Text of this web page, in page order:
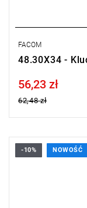
FACOM
48.30X34 -
Price tax included
56,23 zł
62,48 zł
-10% NOWOŚĆ